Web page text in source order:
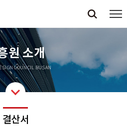
원 소개
COUNCIL BUSAN
결산서